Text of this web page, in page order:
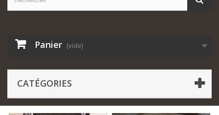
Panier (vide)
CATÉGORIES